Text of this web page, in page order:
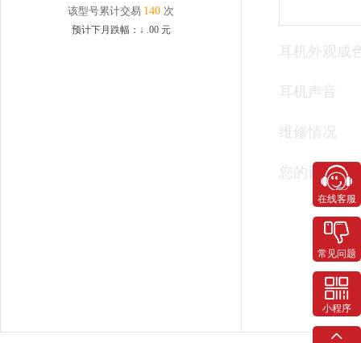
该型号累计交易 140 次
预计下月跌幅： ↓ .00元
耳机外观成
耳机声音
维修情况
您的设备是
在线客服
常见问题
小程序